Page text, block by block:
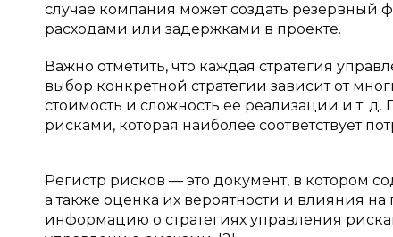
случае компания может создать резервный
расходами или задержками в проекте.
Важно отметить, что каждая стратегия
выбор конкретной стратегии зависит от
стоимость и сложность ее реализации и т.
рисками, которая наиболее соответствует
Регистр рисков — это документ, в котором
а также оценка их вероятности и влияния
информацию о стратегиях управления